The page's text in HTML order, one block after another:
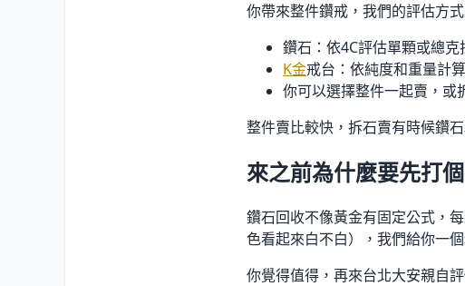
你帶來整件鑽戒，我們的評估方
鑽石：依4C評估單顆或總克
K金戒台：依純度和重量計
你可以選擇整件一起賣，或
整件賣比較快，拆石賣有時候鑽
來之前為什麼要先打
鑽石回收不像黃金有固定公式，
色看起來白不白），我們給你一
你覺得值得，再來台北大安親自